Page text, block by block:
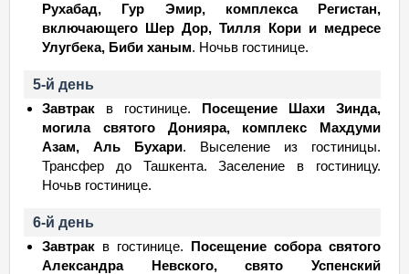
Рухабад, Гур Эмир, комплекса Регистан,
включающего Шер Дор, Тилля Кори и медресе
Улугбека, Биби ханым. Ночьв гостинице.
5-й день
Завтрак в гостинице. Посещение Шахи Зинда,
могила святого Донияра, комплекс Махдуми
Азам, Аль Бухари. Выселение из гостиницы.
Трансфер до Ташкента. Заселение в гостиницу.
Ночьв гостинице.
6-й день
Завтрак в гостинице. Посещение собора святого
Александра Невского, свято Успенский